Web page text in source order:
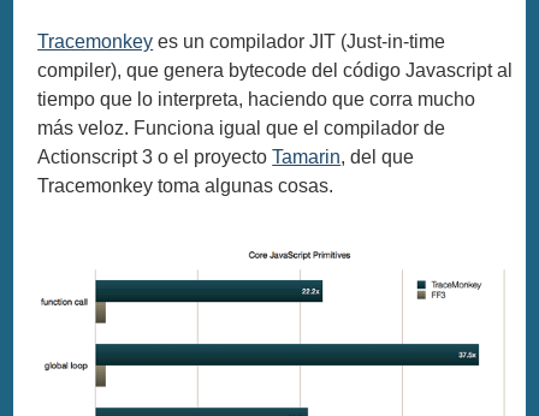
Tracemonkey es un compilador JIT (Just-in-time
compiler), que genera bytecode del código Javascript al
tiempo que lo interpreta, haciendo que corra mucho
más veloz. Funciona igual que el compilador de
Actionscript 3 o el proyectoTamarin, del que
Tracemonkey toma algunas cosas.